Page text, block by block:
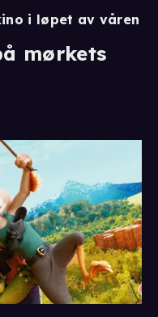
i løpet av våren
mørkets